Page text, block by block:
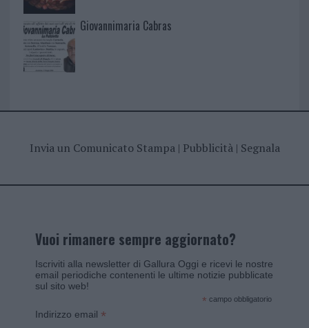
Giovannimaria Cabras
Invia un Comunicato Stampa| Pubblicità| Segnala
Vuoi rimanere sempre aggiornato?
Iscriviti alla newsletter di Gallura Oggi e ricevi le nostre
email periodiche contenenti le ultime notizie pubblicate
sul sito web!
* campo obbligatorio
Indirizzo email *